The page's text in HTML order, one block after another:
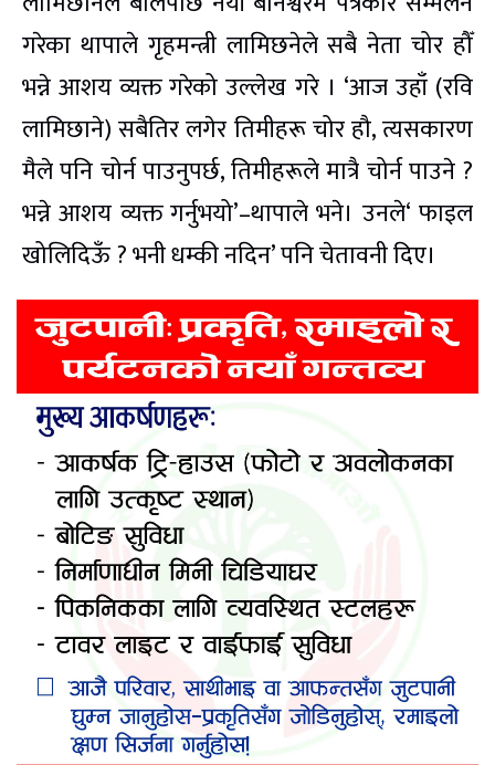
गरेका थापाले गृहमन्त्री लामिछनेले सबै नेता चोर हौँ
भन्ने आशय व्यक्त गरेको उल्लेख गरे । ‘आज उहाँ (रवि
लामिछाने) सबैतिर लगेर तिमीहरू चोर हौ, त्यसकारण
मैले पनि चोर्न पाउनुपर्छ, तिमीहरूले मात्रै चोर्न पाउने ?
भन्ने आशय व्यक्त गर्नुभयो’–थापाले भने। उनले‘ फाइल
खोलिदिऊँ ? भनी धम्की नदिन’ पनि चेतावनी दिए।